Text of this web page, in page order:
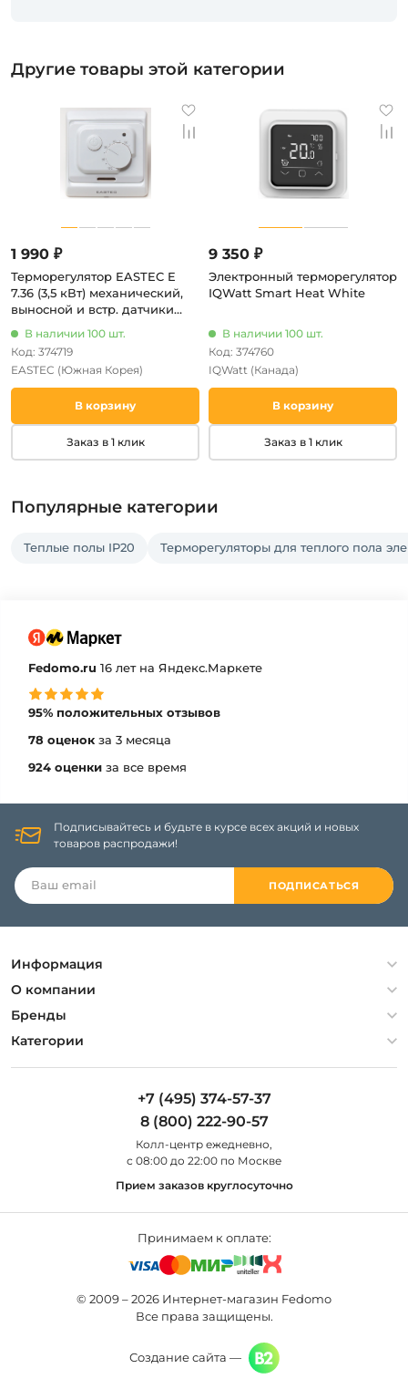
Другие товары этой категории
1 990 ₽
Терморегулятор EASTEC E
7.36 (3,5 кВт) механический,
выносной и встр. датчики
температуры
В наличии 100 шт.
Код: 374719
EASTEC (Южная Корея)
В корзину
Заказ в 1 клик
9 350 ₽
Электронный терморегулятор
IQWatt Smart Heat White
В наличии 100 шт.
Код: 374760
IQWatt (Канада)
В корзину
Заказ в 1 клик
Популярные категории
Теплые полы IP20 Терморегуляторы для теплого пола
Fedomo.ru 16 лет на Яндекс.Маркете
95% положительных отзывов
78 оценок за 3 месяца
924 оценки за все время
Подписывайтесь и будьте в курсе всех акций и новых
товаров распродажи!
ПОДПИСАТЬСЯ
Информация
Политика конфиденциальности
Гарантия
Оплата и доставка
О компании
О компании
Контакты
Бренды
Artelamp
Категории
Люстры
Уличные светильники
+7 (495) 374-57-37
8 (800) 222-90-57
Колл-центр eжедневно,
с 08:00 до 22:00 по Москве
Прием заказов круглосуточно
Принимаем к оплате:
© 2009 – 2026 Интернет-магазин Fedomo
Все права защищены.
Создание сайта —